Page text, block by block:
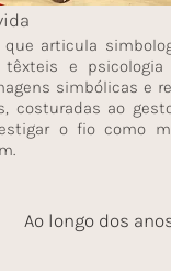
Ao longo dos
que articula
têxteis e psicologia
simbólicas e
costuradas ao
o fio como